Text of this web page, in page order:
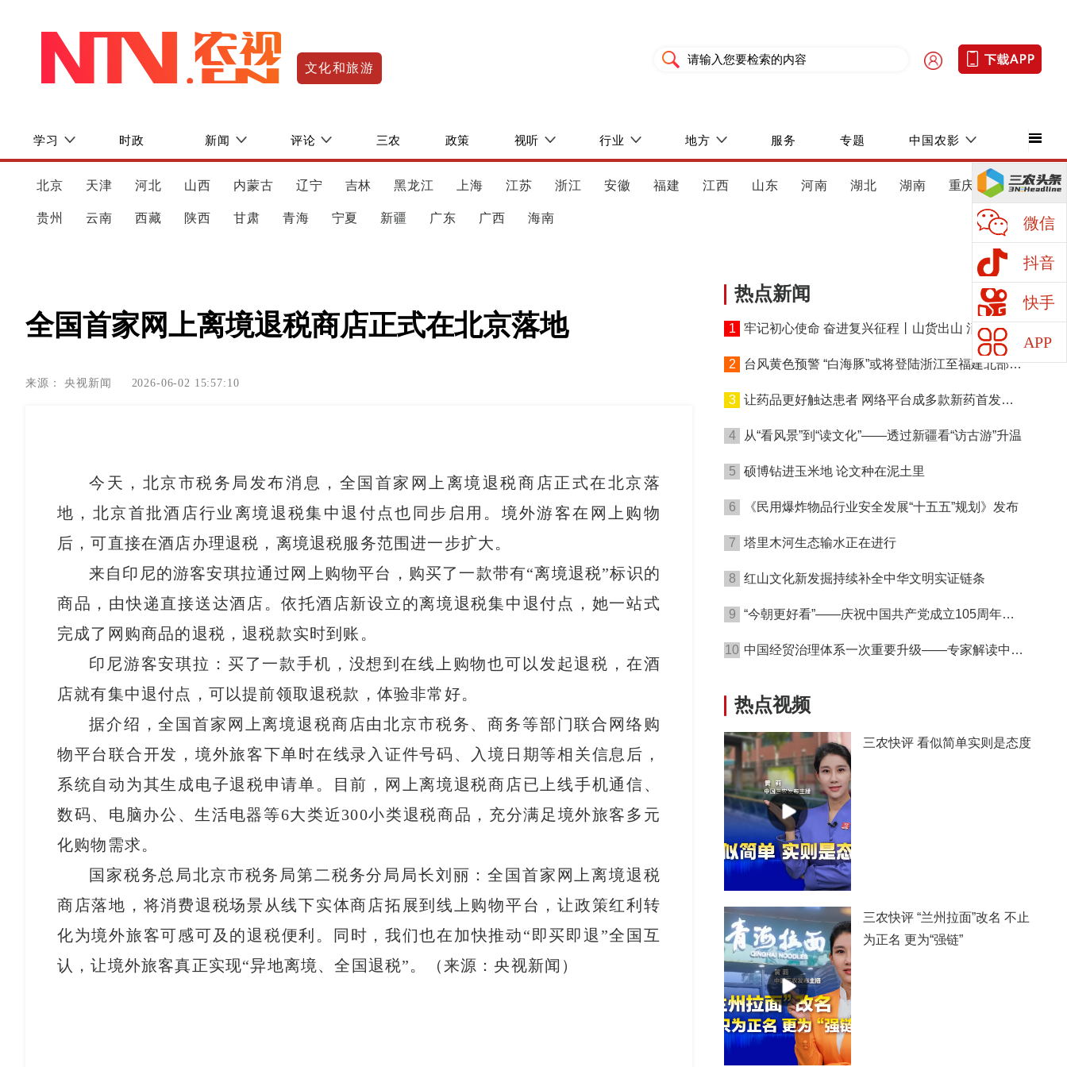
文化和旅游
学习 时政 新闻 评论 三农 政策 视听 行业 地方 服务 专题 中国农影
北京 天津 河北 山西 内蒙古 辽宁 吉林 黑龙江 上海 江苏 浙江 安徽 福建 江西 山东 河南 湖北 湖南 重庆 四川
贵州 云南 西藏 陕西 甘肃 青海 宁夏 新疆 广东 广西 海南 微信
抖音
快手
APP
全国首家网上离境退税商店正式在北京落地
来源： 央视新闻 2026-06-02 15:57:10
今天，北京市税务局发布消息，全国首家网上离境退税商店正式在北京落
地，北京首批酒店行业离境退税集中退付点也同步启用。境外游客在网上购物
后，可直接在酒店办理退税，离境退税服务范围进一步扩大。
来自印尼的游客安琪拉通过网上购物平台，购买了一款带有“离境退税”标识的
商品，由快递直接送达酒店。依托酒店新设立的离境退税集中退付点，她一站式
完成了网购商品的退税，退税款实时到账。
印尼游客安琪拉：买了一款手机，没想到在线上购物也可以发起退税，在酒
店就有集中退付点，可以提前领取退税款，体验非常好。
据介绍，全国首家网上离境退税商店由北京市税务、商务等部门联合网络购
物平台联合开发，境外旅客下单时在线录入证件号码、入境日期等相关信息后，
系统自动为其生成电子退税申请单。目前，网上离境退税商店已上线手机通信、
数码、电脑办公、生活电器等6大类近300小类退税商品，充分满足境外旅客多元
化购物需求。
国家税务总局北京市税务局第二税务分局局长刘丽：全国首家网上离境退税
商店落地，将消费退税场景从线下实体商店拓展到线上购物平台，让政策红利转
化为境外旅客可感可及的退税便利。同时，我们也在加快推动“即买即退”全国互
认，让境外旅客真正实现“异地离境、全国退税”。（来源：央视新闻）
热点新闻
1
牢记初心使命 奋进复兴征程丨山货出山 消费进山
2
台风黄色预警 “白海豚”或将登陆浙江至福建北部沿
3
让药品更好触达患者 网络平台成多款新药首发渠
4
从“看风景”到“读文化”——透过新疆看“访古游”升温
5 硕博钻进玉米地 论文种在泥土里
6 《民用爆炸物品行业安全发展“十五五”规划》发布
7 塔里木河生态输水正在进行
8 红山文化新发掘持续补全中华文明实证链条
9
“今朝更好看”——庆祝中国共产党成立105周年名
10 中国经贸治理体系一次重要升级——专家解读中国
热点视频
三农快评 看似简单实则是态度
三农快评 “兰州拉面”改名 不止
为正名 更为“强链”